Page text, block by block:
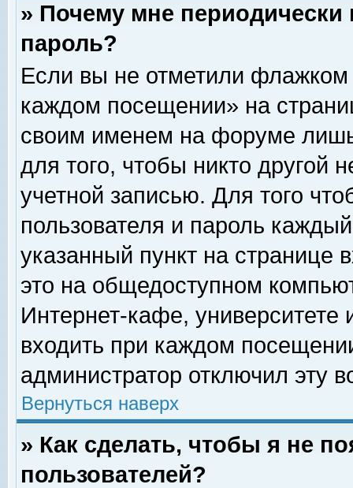
» Почему мне
пароль?
Если вы не отметили флажком
каждом посещении» на
своим именем на форуме
для того, чтобы никто другой
учетной записью. Для того
пользователя и пароль
указанный пункт на
это на общедоступном
Интернет-кафе, университете
входить при каждом
администратор отключил эту
Вернуться наверх
» Как сделать, чтобы я не
пользователей?